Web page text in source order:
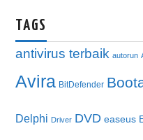
TAGS
antivirus terbaik autorun
Avira BitDefender
Delphi Driver DVD easeus